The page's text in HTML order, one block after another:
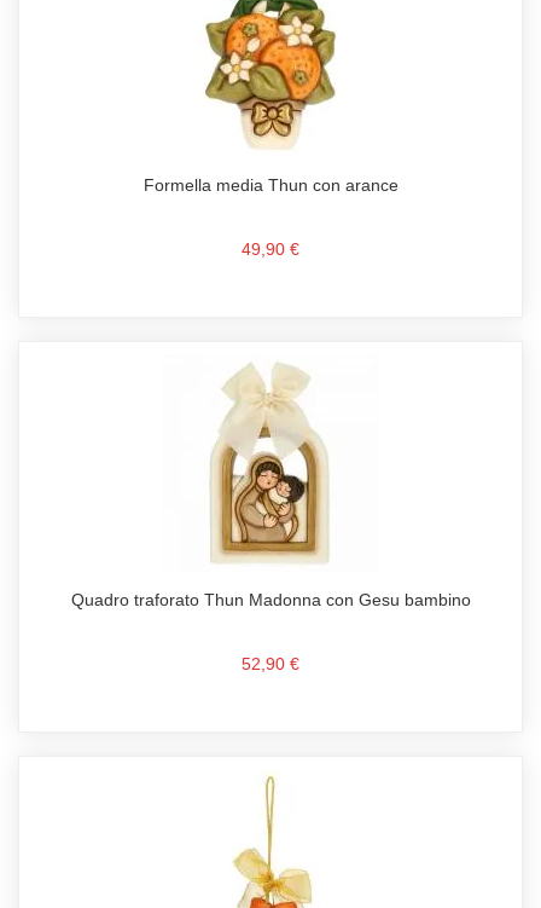
Formella media Thun con arance
49,90 €
Quadro traforato Thun Madonna con Gesu bambino
52,90 €